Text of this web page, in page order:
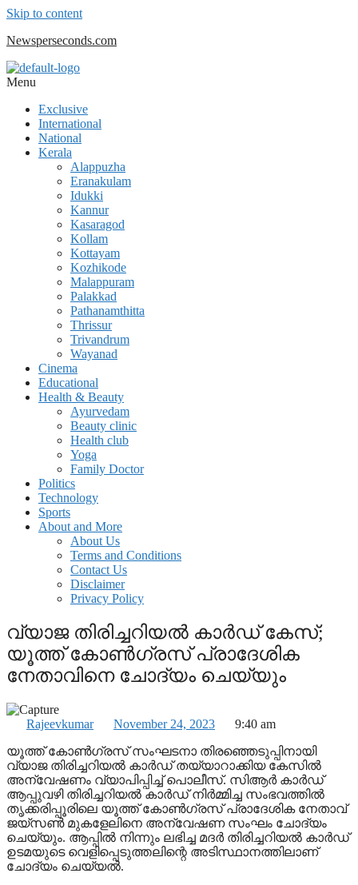
Skip to content
Newsperseconds.com
Menu
Exclusive
International
National
Kerala
Alappuzha
Eranakulam
Idukki
Kannur
Kasaragod
Kollam
Kottayam
Kozhikode
Malappuram
Palakkad
Pathanamthitta
Thrissur
Trivandrum
Wayanad
Cinema
Educational
Health & Beauty
Ayurvedam
Beauty clinic
Health club
Yoga
Family Doctor
Politics
Technology
Sports
About and More
About Us
Terms and Conditions
Contact Us
Disclaimer
Privacy Policy
വ്യാജ തിരിച്ചറിയൽ കാർഡ് കേസ്;
യൂത്ത് കോൺഗ്രസ് പ്രാദേശിക
നേതാവിനെ ചോദ്യം ചെയ്യും
Rajeevkumar November 24, 2023
9:40 am
യൂത്ത് കോൺഗ്രസ് സംഘടനാ തിരഞ്ഞെടുപ്പിനായി
വ്യാജ തിരിച്ചറിയൽ കാർഡ് തയ്യാറാക്കിയ കേസിൽ
അന്വേഷണം വ്യാപിപ്പിച്ച് പൊലീസ്. സിആർ കാർഡ്
ആപ്പുവഴി തിരിച്ചറിയൽ കാർഡ് നിർമ്മിച്ച സംഭവത്തിൽ
തൃക്കരിപ്പൂരിലെ യൂത്ത് കോൺഗ്രസ് പ്രാദേശിക നേതാവ്
ജയ്സൺ മുകളേലിനെ അന്വേഷണ സംഘം ചോദ്യം
ചെയ്യും. ആപ്പിൽ നിന്നും ലഭിച്ച മദർ തിരിച്ചറിയൽ കാർഡ്
ഉടമയുടെ വെളിപ്പെടുത്തലിന്റെ അടിസ്ഥാനത്തിലാണ്
ചോദ്യം ചെയ്യൽ.